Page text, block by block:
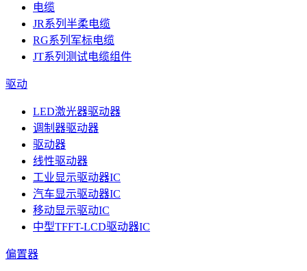
电缆
JR系列半柔电缆
RG系列军标电缆
JT系列测试电缆组件
驱动
LED激光器驱动器
调制器驱动器
驱动器
线性驱动器
工业显示驱动器IC
汽车显示驱动器IC
移动显示驱动IC
中型TFFT-LCD驱动器IC
偏置器